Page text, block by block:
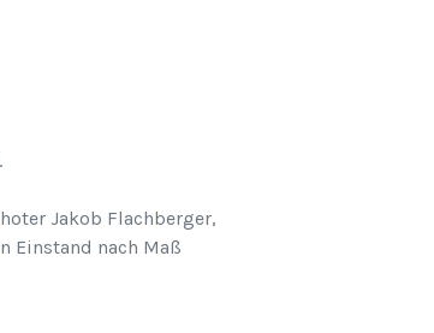
Jakob Flachberger,
Einstand nach Maß